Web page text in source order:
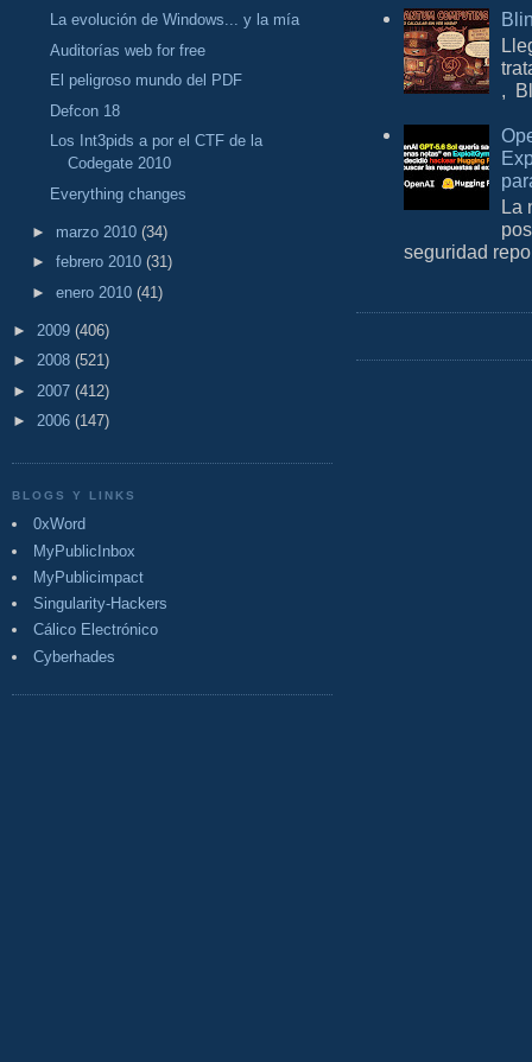
La evolución de Windows... y la mía
Auditorías web for free
El peligroso mundo del PDF
Defcon 18
Los Int3pids a por el CTF de la
Codegate 2010
Everything changes
► marzo 2010 (34)
► febrero 2010 (31)
► enero 2010 (41)
► 2009 (406)
► 2008 (521)
► 2007 (412)
► 2006 (147)
BLOGS Y LINKS
0xWord
MyPublicInbox
MyPublicimpact
Singularity-Hackers
Cálico Electrónico
Cyberhades
,
La
seguridad